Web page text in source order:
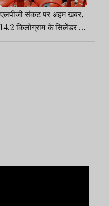
एलपीजी संकट पर अहम खबर,
14.2 किलोग्राम के सिलेंडर में
10 किलो गैस भरकर देने पर